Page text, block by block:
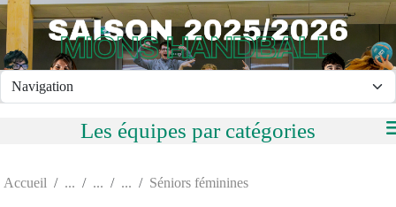
Les équipes par catégories
Accueil Séniors féminines
Panneau de gestion des cookies